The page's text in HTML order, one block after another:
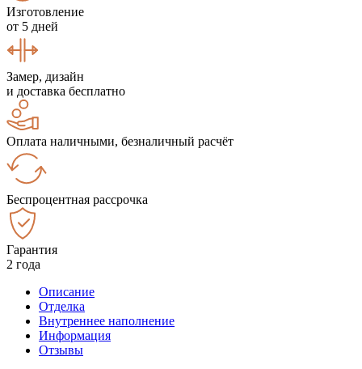
Изготовление
от 5 дней
Замер, дизайн
и доставка бесплатно
Оплата наличными, безналичный расчёт
Беспроцентная рассрочка
Гарантия
2 года
Описание
Отделка
Внутреннее наполнение
Информация
Отзывы